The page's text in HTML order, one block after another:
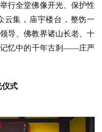
行全堂佛像开光、保护性
云集，庙宇楼台，整饬一
导、佛教界诸山长老、十
记忆中的千年古刹——庄严
仪式